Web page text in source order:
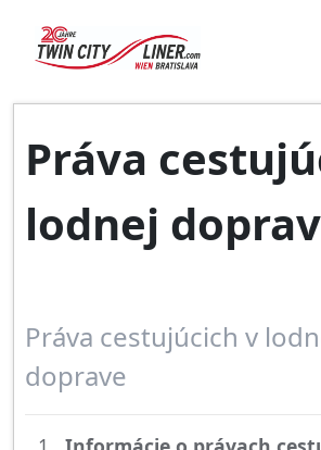
Práva
lodnej
Práva cestujúcich v
doprave